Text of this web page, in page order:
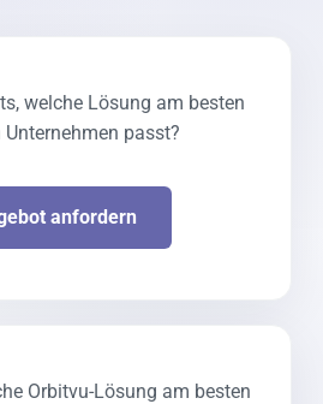
welche Lösung am besten
Unternehmen passt?
anfordern
Orbitvu-Lösung am besten